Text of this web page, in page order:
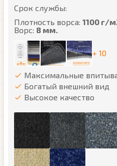
Срок службы:
Плотность ворса: 1100 г/
Ворс: 8 мм.
+ 10
Максимальные
Богатый внешний вид
Высокое качество